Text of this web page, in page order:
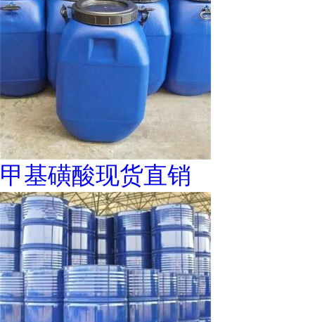
甲基磺酸现货直销